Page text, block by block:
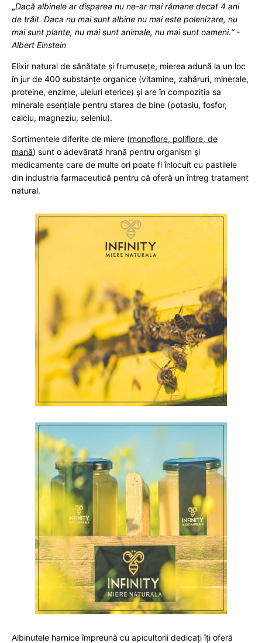
„Dacă albinele ar disparea nu ne-ar mai rămane decat 4 ani
de trăit. Daca nu mai sunt albine nu mai este polenizare, nu
mai sunt plante, nu mai sunt animale, nu mai sunt oameni.“ -
Albert Einstein
Elixir natural de sănătate și frumusețe, mierea adună la un loc
în jur de 400 substanțe organice (vitamine, zahăruri, minerale,
proteine, enzime, uleiuri eterice) și are în compoziția sa
minerale esențiale pentru starea de bine (potasiu, fosfor,
calciu, magneziu, seleniu).
Sortimentele diferite de miere (monoflore, poliflore, de
mană) sunt o adevărată hrană pentru organism și
medicamente care de multe ori poate fi înlocuit cu pastilele
din industria farmaceutică pentru că oferă un întreg tratament
natural.
Albinutele harnice împreună cu apicultorii dedicați îți oferă